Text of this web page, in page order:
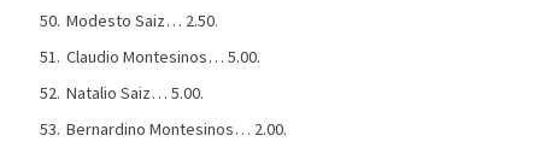
Modesto Saiz… 2.50.
Claudio Montesinos… 5.00.
Natalio Saiz… 5.00.
Bernardino Montesinos… 2.00.